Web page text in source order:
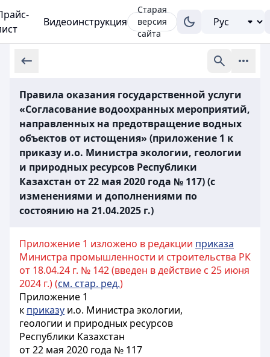
Видеоинструкция
Старая
версия
сайта
Правила оказания государственной услуги
«Согласование водоохранных мероприятий,
направленных на предотвращение водных
объектов от истощения» (приложение 1 к
приказу и.о. Министра экологии, геологии
и природных ресурсов Республики
Казахстан от 22 мая 2020 года № 117) (с
изменениями и дополнениями по
состоянию на 21.04.2025 г.)
Приложение 1 изложено в редакции приказа
Министра промышленности и строительства РК
от 18.04.24 г. № 142 (введен в действие с 25 июня
2024 г.) (см. стар. ред.)
Приложение 1
к приказу и.о. Министра экологии,
геологии и природных ресурсов
Республики Казахстан
от 22 мая 2020 года № 117